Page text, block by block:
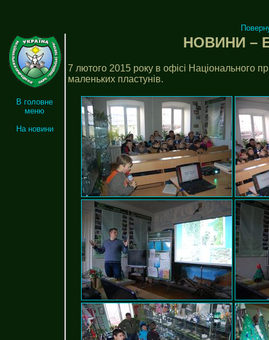
В головне
меню
На новини
НОВИНИ –
7 лютого 2015 року в офісі Національного
маленьких пластунів.